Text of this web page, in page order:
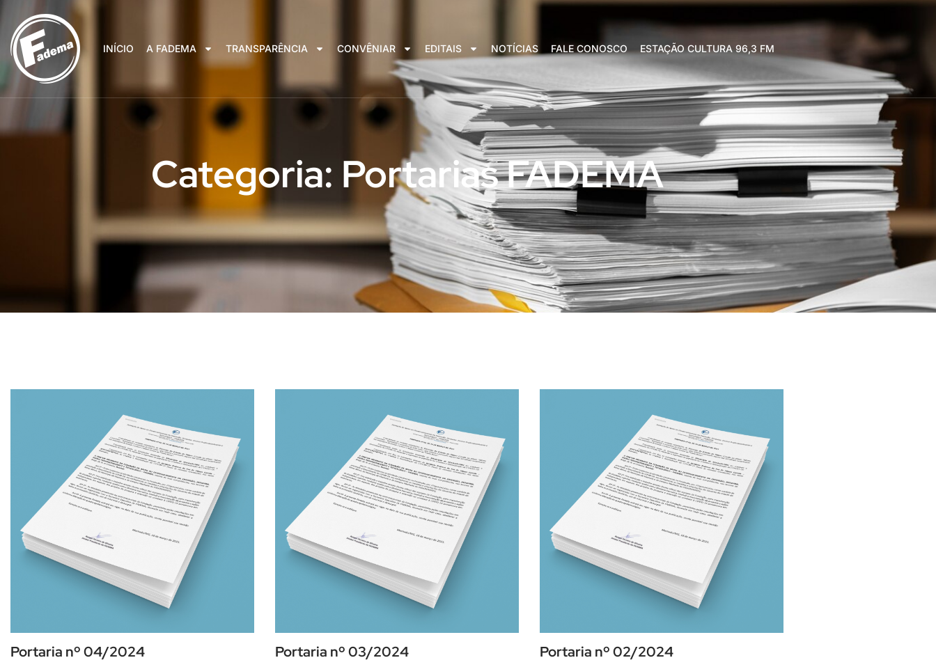
INÍCIO A FADEMA TRANSPARÊNCIA CONVÊNIAR EDITAIS NOTÍCIAS FALE CONOSCO ESTAÇÃO CULTURA 96,3 FM
Categoria: Portarias FADEMA
Portaria nº 04/2024 Portaria nº 03/2024 Portaria nº 02/2024